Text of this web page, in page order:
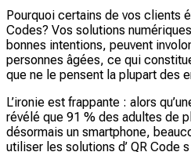
Pourquoi certains de vos clients
Codes? Vos solutions
bonnes intentions, peuvent
personnes âgées, ce qui
que ne le pensent la plupart des
L’ironie est frappante : alors
révélé que 91 % des adultes de
désormais un smartphone,
utiliser les solutions d’ QR Code